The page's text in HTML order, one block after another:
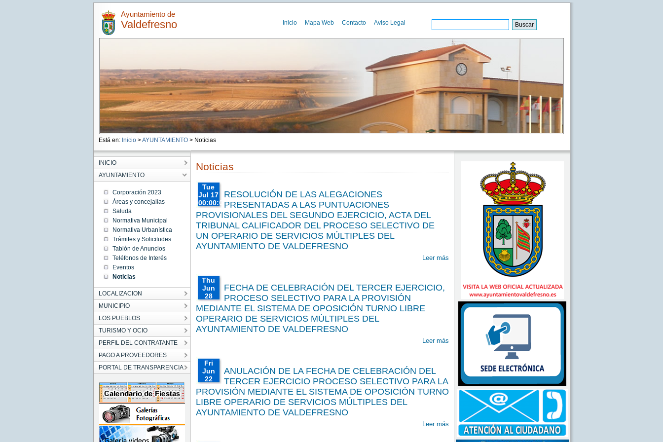
Ayuntamiento de
Valdefresno Inicio Mapa Web Contacto Aviso Legal
Está en: Inicio >AYUNTAMIENTO> Noticias
INICIO
AYUNTAMIENTO
Corporación 2023
Áreas y concejalías
Saluda
Normativa Municipal
Normativa Urbanística
Trámites y Solicitudes
Tablón de Anuncios
Teléfonos de Interés
Eventos
Noticias
LOCALIZACION
MUNICIPIO
LOS PUEBLOS
TURISMO Y OCIO
PERFIL DEL CONTRATANTE
PAGO A PROVEEDORES
PORTAL DE TRANSPARENCIA
Noticias
Tue
Jul 17
00:00:00
CEST
2018
Tue Jul
00:00:00
CEST
2018
2018
RESOLUCIÓN DE LAS ALEGACIONES
PRESENTADAS A LAS PUNTUACIONES
PROVISIONALES DEL SEGUNDO EJERCICIO, ACTA DEL
TRIBUNAL CALIFICADOR DEL PROCESO SELECTIVO DE
UN OPERARIO DE SERVICIOS MÚLTIPLES DEL
AYUNTAMIENTO DE VALDEFRESNO
Leer más
Thu
Jun
28
00:00:00
CEST
2018
Thu
Jun 28
28
00:00:00
CEST
2018
FECHA DE CELEBRACIÓN DEL TERCER EJERCICIO,
PROCESO SELECTIVO PARA LA PROVISIÓN
MEDIANTE EL SISTEMA DE OPOSICIÓN TURNO LIBRE
OPERARIO DE SERVICIOS MÚLTIPLES DEL
AYUNTAMIENTO DE VALDEFRESNO
Leer más
Fri
Jun
22
00:00:00
CEST
2018
Fri Jun
22
ANULACIÓN DE LA FECHA DE CELEBRACIÓN DEL
TERCER EJERCICIO PROCESO SELECTIVO PARA LA
PROVISIÓN MEDIANTE EL SISTEMA DE OPOSICIÓN TURNO
LIBRE OPERARIO DE SERVICIOS MÚLTIPLES DEL
AYUNTAMIENTO DE VALDEFRESNO
Leer más